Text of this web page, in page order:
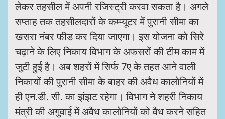
लेकर तहसील में अपनी रजिस्ट्री करवा सकता है। अगले
सप्ताह तक तहसीलदारों के कम्प्यूटर में पुरानी सीमा का
खसरा नंबर फीड कर दिया जाएगा। इस योजना को सिरे
चढ़ाने के लिए निकाय विभाग के अफसरों की टीम काम में
जुटी हुई है। अब शहरों में सिर्फ 7ए के तहत आने वाली
निकायों की पुरानी सीमा के बाहर की अवैध कालोनियों में
ही एन.डी. सी. का झंझट रहेगा। विभाग ने शहरी निकाय
मंत्री की अगुवाई में अवैध कालोनियों को वैध करने सहित